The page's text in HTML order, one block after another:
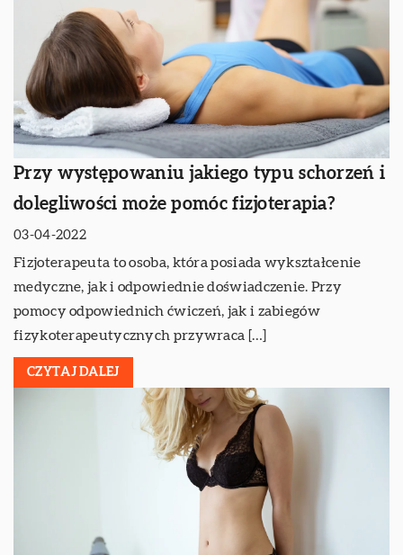
Przy występowaniu jakiego typu schorzeń i
dolegliwości może pomóc fizjoterapia?
03-04-2022
Fizjoterapeuta to osoba, która posiada wykształcenie
medyczne, jak i odpowiednie doświadczenie. Przy
pomocy odpowiednich ćwiczeń, jak i zabiegów
fizykoterapeutycznych przywraca […]
CZYTAJ DALEJ